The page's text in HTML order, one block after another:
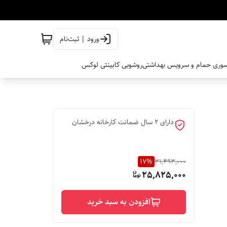
ورود | ثبت‌نام
حمام و سرویس بهداشتیروشویی کابینتی لوکس
دارای 2 سال ضمانت کارخانه درخشان
31,493,000
17%
25,825,000
افزودن به سبد خرید